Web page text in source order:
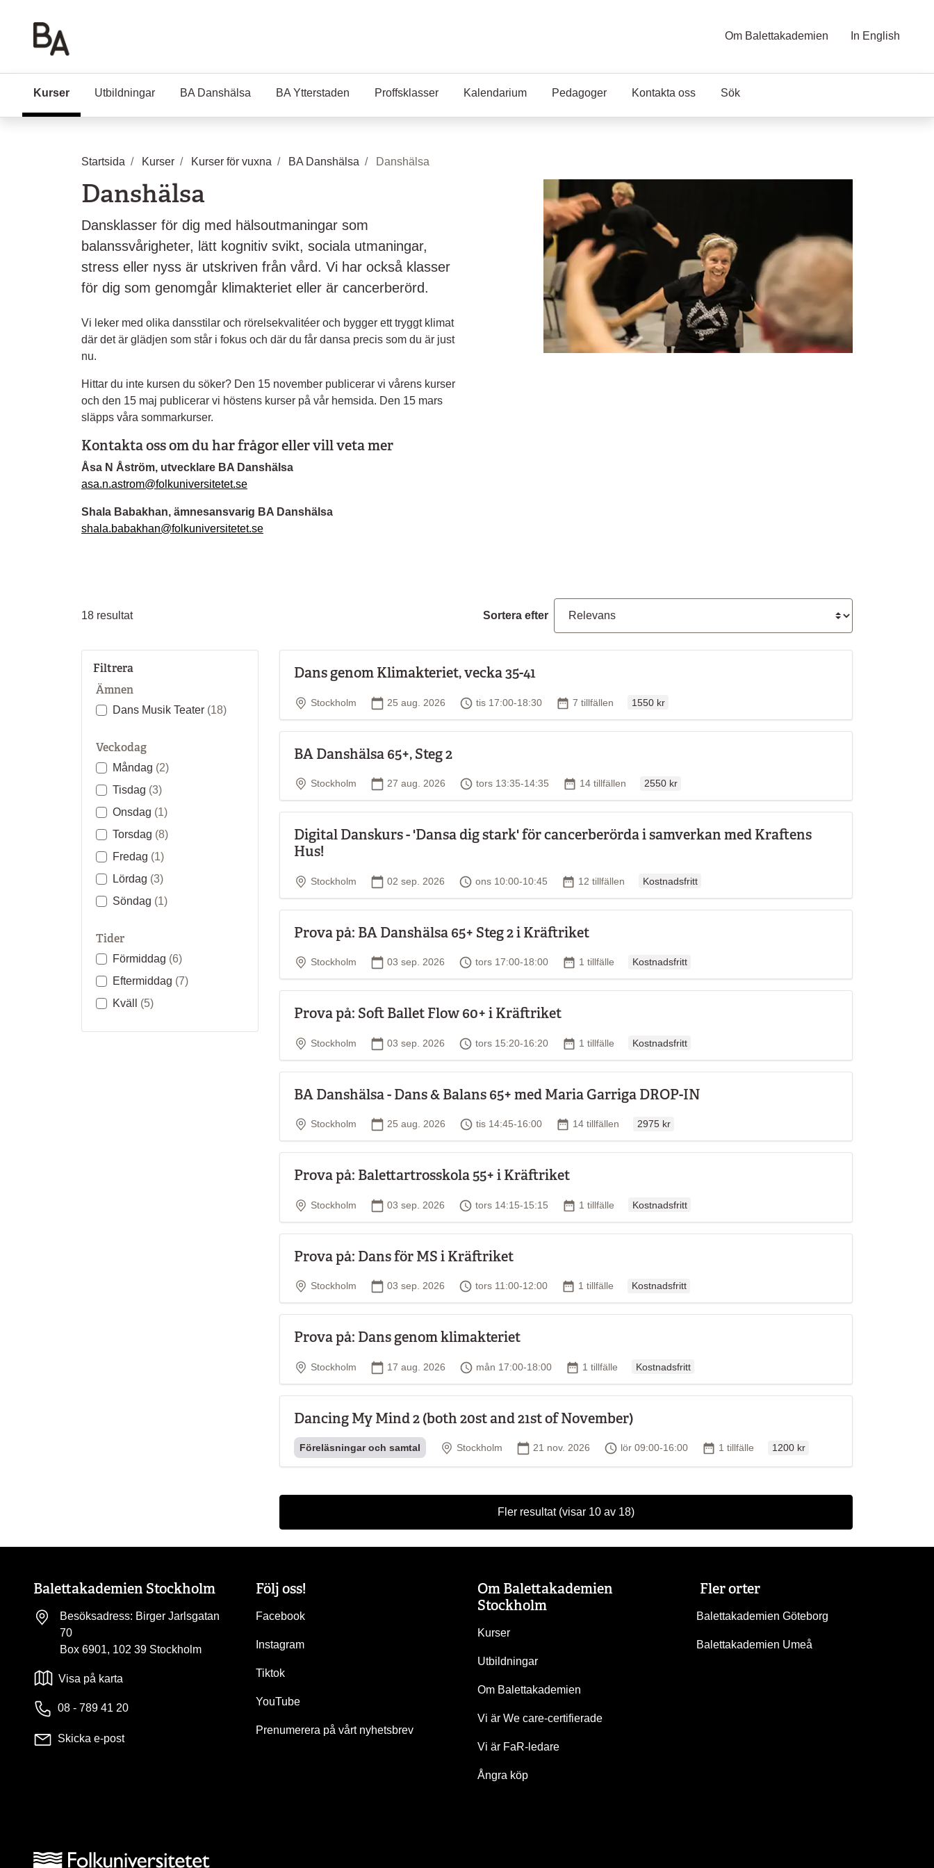
Om Balettakademien In English
Kurser (Aktuell sida)
Utbildningar BA Danshälsa BA Ytterstaden Proffsklasser Kalendarium Pedagoger Kontakta oss Sök
Startsida Kurser Kurser för vuxna BA Danshälsa Danshälsa
Danshälsa
Dansklasser för dig med hälsoutmaningar som
balanssvårigheter, lätt kognitiv svikt, sociala utmaningar,
stress eller nyss är utskriven från vård. Vi har också klasser
för dig som genomgår klimakteriet eller är cancerberörd.
Vi leker med olika dansstilar och rörelsekvalitéer och bygger ett tryggt klimat
där det är glädjen som står i fokus och där du får dansa precis som du är just
nu.
Hittar du inte kursen du söker? Den 15 november publicerar vi vårens kurser
och den 15 maj publicerar vi höstens kurser på vår hemsida. Den 15 mars
släpps våra sommarkurser.
Kontakta oss om du har frågor eller vill veta mer
Åsa N Åström, utvecklare BA Danshälsa
asa.n.astrom@folkuniversitetet.se
Shala Babakhan, ämnesansvarig BA Danshälsa
shala.babakhan@folkuniversitetet.se
Sortera efter
18 resultat
Filtrera
Ämnen
Dans Musik Teater (18)
Veckodag
Måndag (2)
Tisdag (3)
Onsdag (1)
Torsdag (8)
Fredag (1)
Lördag (3)
Söndag (1)
Tider
Förmiddag (6)
Eftermiddag (7)
Kväll (5)
Dans genom Klimakteriet, vecka 35-41
Plats
Stockholm Startdatum
25 aug. 2026 Tid
tis 17:00-18:30 Antal tillfällen
7 tillfällen 1550 kr
BA Danshälsa 65+, Steg 2
Plats
Stockholm Startdatum
27 aug. 2026 Tid
tors 13:35-14:35 Antal tillfällen
14 tillfällen 2550 kr
Digital Danskurs - 'Dansa dig stark' för cancerberörda i samverkan med Kraftens
Hus!
Plats
Stockholm Startdatum
02 sep. 2026 Tid
ons 10:00-10:45 Antal tillfällen
12 tillfällen Kostnadsfritt
Prova på: BA Danshälsa 65+ Steg 2 i Kräftriket
Plats
Stockholm Startdatum
03 sep. 2026 Tid
tors 17:00-18:00 Antal tillfällen
1 tillfälle Kostnadsfritt
Prova på: Soft Ballet Flow 60+ i Kräftriket
Plats
Stockholm Startdatum
03 sep. 2026 Tid
tors 15:20-16:20 Antal tillfällen
1 tillfälle Kostnadsfritt
BA Danshälsa - Dans & Balans 65+ med Maria Garriga DROP-IN
Plats
Stockholm Startdatum
25 aug. 2026 Tid
tis 14:45-16:00 Antal tillfällen
14 tillfällen 2975 kr
Prova på: Balettartrosskola 55+ i Kräftriket
Plats
Stockholm Startdatum
03 sep. 2026 Tid
tors 14:15-15:15 Antal tillfällen
1 tillfälle Kostnadsfritt
Prova på: Dans för MS i Kräftriket
Plats
Stockholm Startdatum
03 sep. 2026 Tid
tors 11:00-12:00 Antal tillfällen
1 tillfälle Kostnadsfritt
Prova på: Dans genom klimakteriet
Plats
Stockholm Startdatum
17 aug. 2026 Tid
mån 17:00-18:00 Antal tillfällen
1 tillfälle Kostnadsfritt
Dancing My Mind 2 (both 20st and 21st of November)
Föreläsningar och samtal Plats
Stockholm Startdatum
21 nov. 2026 Tid
lör 09:00-16:00 Antal tillfällen
1 tillfälle 1200 kr
Fler resultat (visar 10 av 18)
Balettakademien Stockholm
Besöksadress: Birger Jarlsgatan
70
Box 6901, 102 39 Stockholm
Visa på karta
08 - 789 41 20
Skicka e-post
Följ oss!
Facebook
Instagram
Tiktok
YouTube
Prenumerera på vårt nyhetsbrev
Om Balettakademien
Stockholm
Kurser
Utbildningar
Om Balettakademien
Vi är We care-certifierade
Vi är FaR-ledare
Ångra köp
Fler orter
Balettakademien Göteborg
Balettakademien Umeå